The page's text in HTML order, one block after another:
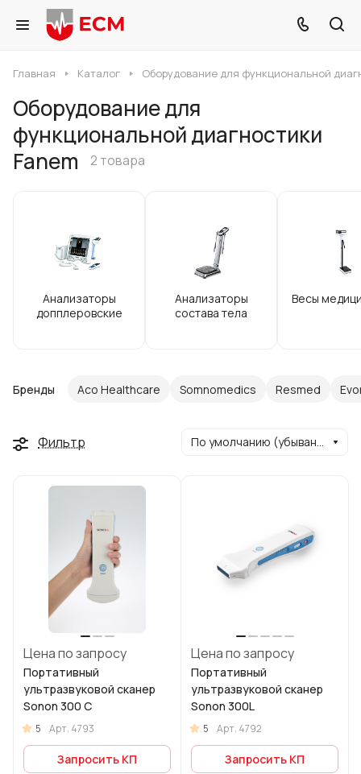
Главная Каталог Оборудование для функциональной
Оборудование для
функциональной диагностики
Fanem
2 товара
Анализаторы
допплеровские
Анализаторы
состава тела
Весы
Бренды Aco Healthcare Somnomedics Resmed
Фильтр По умолчанию (убывание)
Цена по запросу
Портативный
ультразвуковой сканер
Sonon 300 C
5 Арт. 4793
Запросить КП
Цена по запросу
Портативный
ультразвуковой сканер
Sonon 300L
5 Арт. 4792
Запросить КП